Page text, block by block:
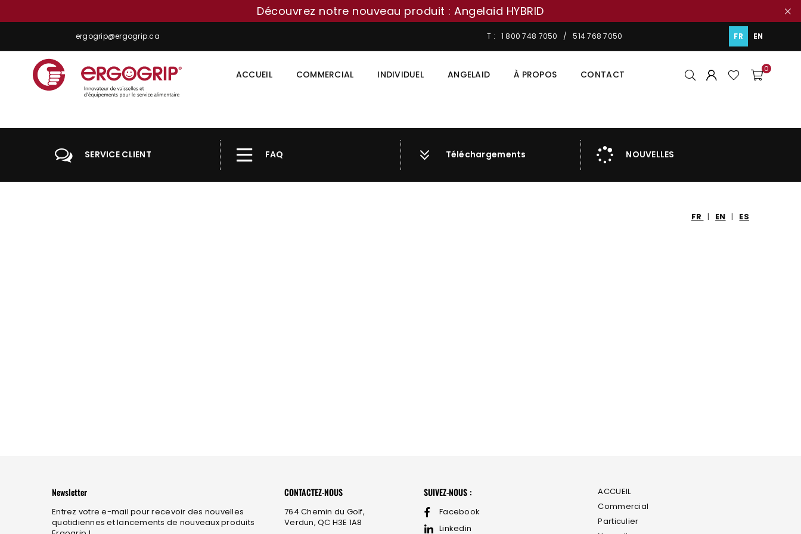
Découvrez notre nouveau produit : Angelaid HYBRID
ergogrip@ergogrip.ca T : 1 800 748 7050 / 514 768 7050 FR EN
ACCUEIL COMMERCIAL INDIVIDUEL ANGELAID À PROPOS CONTACT 0
SERVICE CLIENT FAQ Téléchargements NOUVELLES
FR | EN | ES
Newsletter
Entrez votre e-mail pour recevoir des nouvelles
quotidiennes et lancements de nouveaux produits
CONTACTEZ-NOUS
764 Chemin du Golf,
Verdun, QC H3E 1A8
SUIVEZ-NOUS :
Facebook
Linkedin
ACCUEIL
Commercial
Particulier